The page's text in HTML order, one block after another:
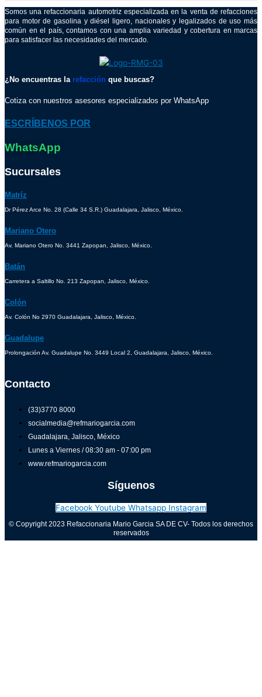
Somos una refaccionaria automotriz especializada en la venta de refacciones
para motor de gasolina y diésel ligero, nacionales y legalizados de uso más
común en el país, contamos con una amplia variedad y cobertura en marcas
para satisfacer las necesidades del mercado.
¿No encuentras la refacción que buscas?
Cotiza con nuestros asesores especializados por WhatsApp
ESCRÍBENOS POR
WhatsApp
Sucursales
Matríz
Dr Pérez Arce No. 28 (Calle 34 S.R.) Guadalajara, Jalisco, México.
Mariano Otero
Av. Mariano Otero No. 3441 Zapopan, Jalisco, México.
Batán
Carretera a Saltillo No. 213 Zapopan, Jalisco, México.
Colón
Av. Colón No 2970 Guadalajara, Jalisco, México.
Guadalupe
Prolongación Av. Guadalupe No. 3449 Local 2, Guadalajara, Jalisco, México.
Contacto
(33)3770 8000
socialmedia@refmariogarcia.com
Guadalajara, Jalisco, México
Lunes a Viernes / 08:30 am - 07:00 pm
www.refmariogarcia.com
Síguenos
Facebook Youtube Whatsapp Instagram
© Copyright 2023 Refaccionaria Mario Garcia SA DE CV- Todos los derechos
reservados